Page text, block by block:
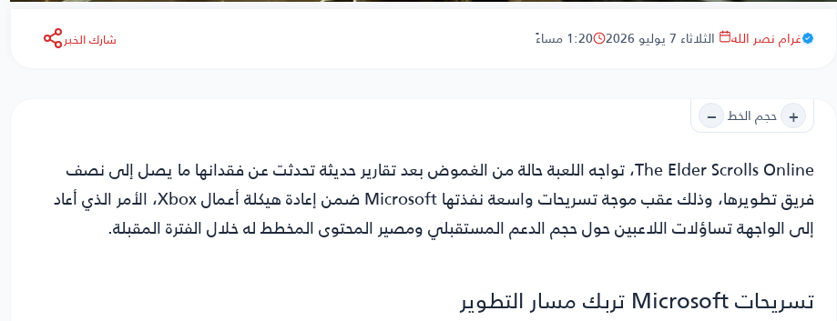
غرام نصر الله الثلاثاء 7 يوليو 2026 1:20 مساءً شارك الخبر
+ حجم الخط −
The Elder Scrolls Online، تواجه اللعبة حالة من الغموض بعد تقارير حديثة تحدثت عن فقدانها ما يصل إلى نصف
فريق تطويرها، وذلك عقب موجة تسريحات واسعة نفذتها Microsoft ضمن إعادة هيكلة أعمال Xbox، الأمر الذي أعاد
إلى الواجهة تساؤلات اللاعبين حول حجم الدعم المستقبلي ومصير المحتوى المخطط له خلال الفترة المقبلة.
تسريحات Microsoft تربك مسار التطوير